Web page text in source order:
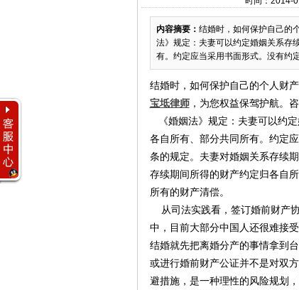
内容摘要： 结婚时，如何保护自己的
法》规定：夫妻可以约定婚姻关系存
有。约定应当采用书面形式。没有约
结婚时，如何保护自己的个人财产
宝坻律师，为您权益保驾护航。
《婚姻法》规定：夫妻可以约
各自所有、部分共同所有。约定
条的规定。夫妻对婚姻关系存续
存续期间所得的财产约定归各自
所有的财产清偿。
从司法实践看，签订婚前财产
中，目前大部分中国人还很难接
结婚就先把离婚分产的事情拿到
或进行婚前财产公证并不是对双
避措施，是一种理性的风险规划